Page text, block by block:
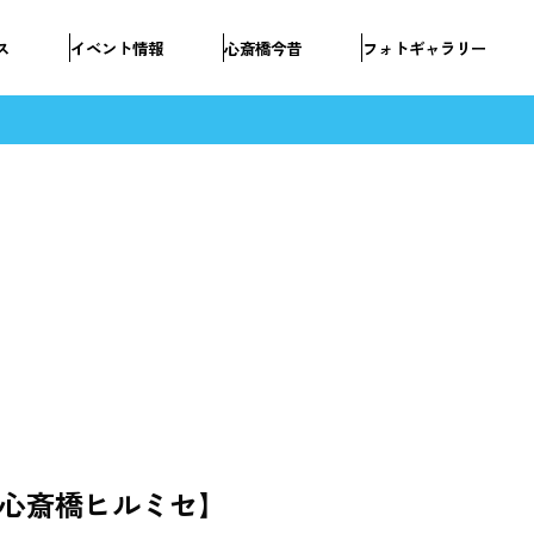
イベント情報 心斎橋今昔 フォトギャラリー
斎橋ヒルミセ】